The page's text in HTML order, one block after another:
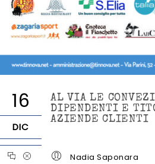
16
DIC
AL VIA LE
DIPENDENTI E
AZIENDE CLIENTI
Nadia Saponara